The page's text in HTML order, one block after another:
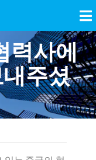
력사에
주셨